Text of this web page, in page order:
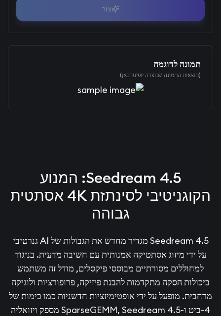
צור
תמונה לדוגמה
(תוצאות התמונה שנוצרה יופיעו כאן)
Seedream 4.5: המנוע
הקוגניטיבי לסינתזת 4K אסתטית
גבוהה
Seedream 4.5 מגדיר מחדש את הגבולות של AI גנרטיבי
על ידי מיזוג אסתטיקה אמנותית עם חשיבה מדעית. בניגוד
למחוללים מסורתיים מבוססי פיקסלים, מודל זה משתמש
ביכולות הסקה מתקדמות להבנת פיזיקה, פרופורציות ולוגיקה
מרחבית. מופעל על ידי אופטימיזציות חדשניות כמו כימות של
4-ביט ו-SparseGEMM, Seedream 4.5 מספק ויזואליה